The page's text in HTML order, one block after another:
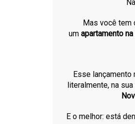
Mas você tem
um apartamento
Esse lançamento
literalmente, na
E o melhor: está